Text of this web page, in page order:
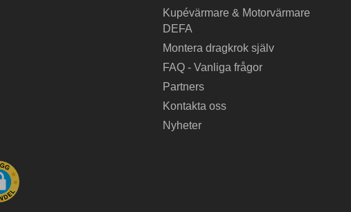
Kupévärmare & Motorvärmare
DEFA
Montera dragkrok själv
FAQ - Vanliga frågor
Partners
Kontakta oss
Nyheter